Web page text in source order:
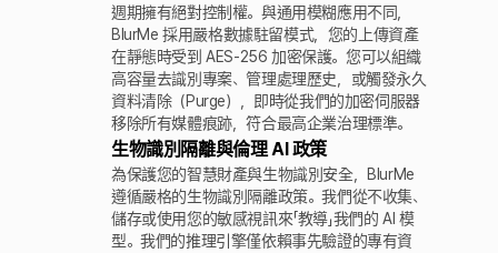
週期擁有絕對控制權。與通用模糊應用不同，
BlurMe 採用嚴格數據駐留模式，您的上傳資產
在靜態時受到 AES-256 加密保護。您可以組織
高容量去識別專案、管理處理歷史，或觸發永久
資料清除（Purge），即時從我們的加密伺服器
移除所有媒體痕跡，符合最高企業治理標準。
生物識別隔離與倫理 AI 政策
為保護您的智慧財產與生物識別安全，BlurMe
遵循嚴格的生物識別隔離政策。我們從不收集、
儲存或使用您的敏感視訊來「教導」我們的 AI 模
型。我們的推理引擎僅依賴事先驗證的專有資